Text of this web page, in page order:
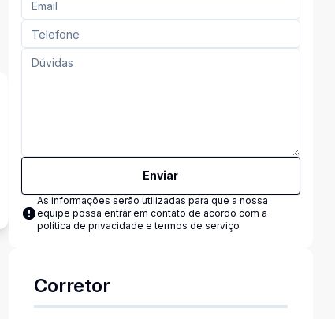
Enviar
As informações serão utilizadas para que a nossa
equipe possa entrar em contato de acordo com a
política de privacidade e termos de serviço
Corretor